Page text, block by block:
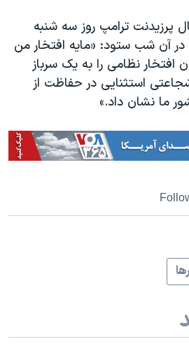
پرزیدنت ترامپ روز سه شنبه
در آن شب ستود: «مایه افتخار من
نظامی را به یک سرباز
استثنایی در حفاظت از
ما نشان داد.»